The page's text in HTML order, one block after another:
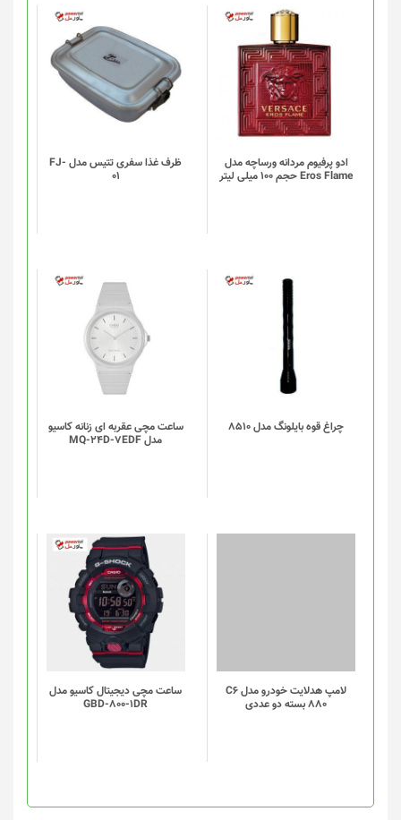
محصول
انتخاب
شوند
ادو پرفیوم مردانه ورساچه مدل
Eros Flame حجم 100 میلی لیتر
ظرف غذا سفری تتیس مدل FJ-
01
چراغ قوه بایلونگ مدل 8510
ساعت مچی عقربه ای زنانه کاسیو
مدل MQ-24D-7EDF
لامپ هدلایت خودرو مدل C6
880 بسته دو عددی
ساعت مچی دیجیتال کاسیو مدل
GBD-800-1DR